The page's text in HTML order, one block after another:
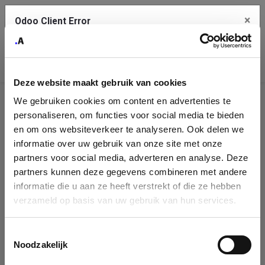
Deze website maakt gebruik van cookies
We gebruiken cookies om content en advertenties te
personaliseren, om functies voor social media te bieden
en om ons websiteverkeer te analyseren. Ook delen we
informatie over uw gebruik van onze site met onze
partners voor social media, adverteren en analyse. Deze
partners kunnen deze gegevens combineren met andere
informatie die u aan ze heeft verstrekt of die ze hebben
verzameld op basis van uw gebruik van hun services.
Noodzakelijk
Company
Identification
Please fill in your company details
You can search a company in our database by name, VAT or
enterprise ID. When a company is selected it will auto-complete the
form. If you don't find your company in our database, you can create
Odoo Client Error ×
service.
See details
Ok